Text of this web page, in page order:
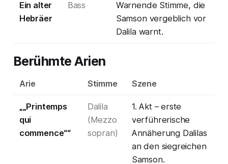
Ein alter
Hebräer
Bass
Warnende Stimme, die
Samson vergeblich vor
Dalila warnt.
Berühmte Arien
Arie Stimme Szene
„„Printemps
qui
commence““
Dalila
(Mezzo
sopran)
1. Akt – erste
verführerische
Annäherung Dalilas
an den siegreichen
Samson.